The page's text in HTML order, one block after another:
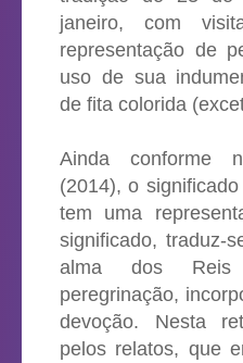
janeiro, com
representação de
uso de sua
de fita colorida
Ainda conforme
(2014), o
tem uma
significado, traduz-
alma dos
peregrinação,
devoção. Nesta
pelos relatos, que